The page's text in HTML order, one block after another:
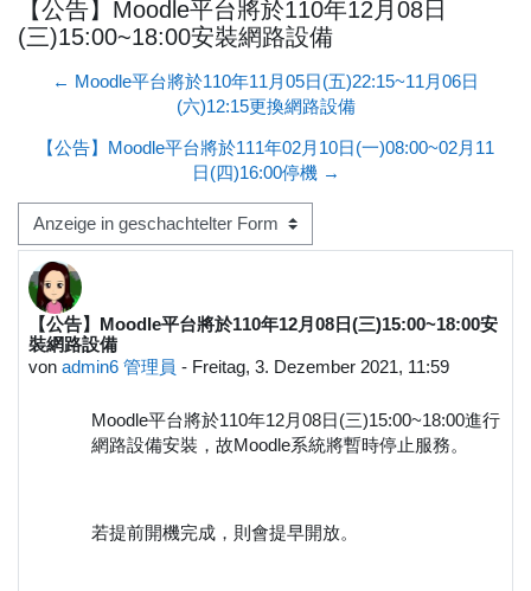
【公告】Moodle平台將於110年12月08日
(三)15:00~18:00安裝網路設備
← Moodle平台將於110年11月05日(五)22:15~11月06日
(六)12:15更換網路設備
【公告】Moodle平台將於111年02月10日(一)08:00~02月11
日(四)16:00停機 →
Anzeigemodus
【公告】Moodle平台將於110年12月08日(三)15:00~18:00安
裝網路設備
von admin6 管理員 - Freitag, 3. Dezember 2021, 11:59
Anzahl Antworten: 0
Moodle平台將於110年12月08日(三)15:00~18:00進行
網路設備安裝，故Moodle系統將暫時停止服務。
若提前開機完成，則會提早開放。